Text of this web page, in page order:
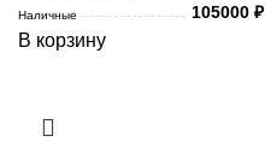
Наличные
105000 ₽
В корзину